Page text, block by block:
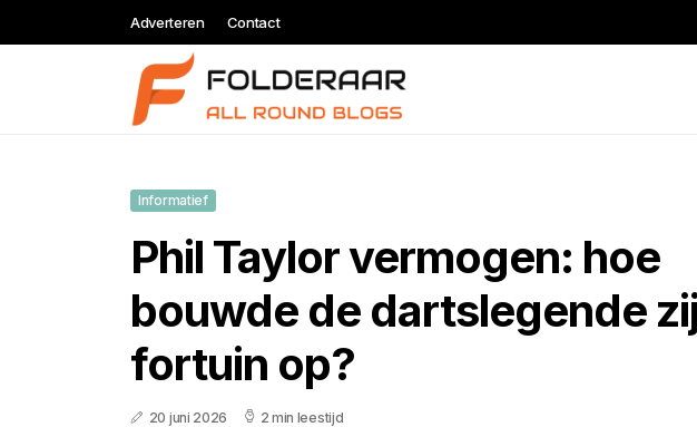
Adverteren Contact
Informatief
Phil Taylor vermogen: hoe
bouwde de dartslegende
fortuin op?
20 juni 2026 2 min leestijd